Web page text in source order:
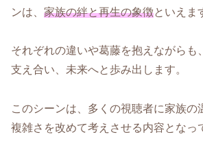
ンは、 家族の絆と再生の象徴といえま
それぞれの違いや葛藤を抱えながらも
支え合い、未来へと歩み出します。
このシーンは、多くの視聴者に家族の
複雑さを改めて考えさせる内容となっ